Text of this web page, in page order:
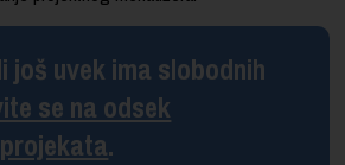
još uvek ima slobodnih
se na odsek
.